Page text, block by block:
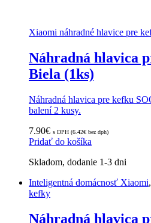
Xiaomi náhradné hlavice pre
Náhradná hlavica
Biela (1ks)
Náhradná hlavica pre kefku
balení 2 kusy.
7.90€ s DPH (6.42€ bez dph)
Pridať do košíka
Skladom, dodanie 1-3 dni
Inteligentná domácnosť Xiaomi,
kefky
Náhradná hlavica